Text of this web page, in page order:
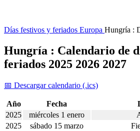
Días festivos y feriados Europa Hungría :
Hungría : Calendario de
feriados 2025 2026 2027
📅 Descargar calendario (.ics)
Año Fecha
2025
miércoles 1 enero
2025
sábado 15 marzo